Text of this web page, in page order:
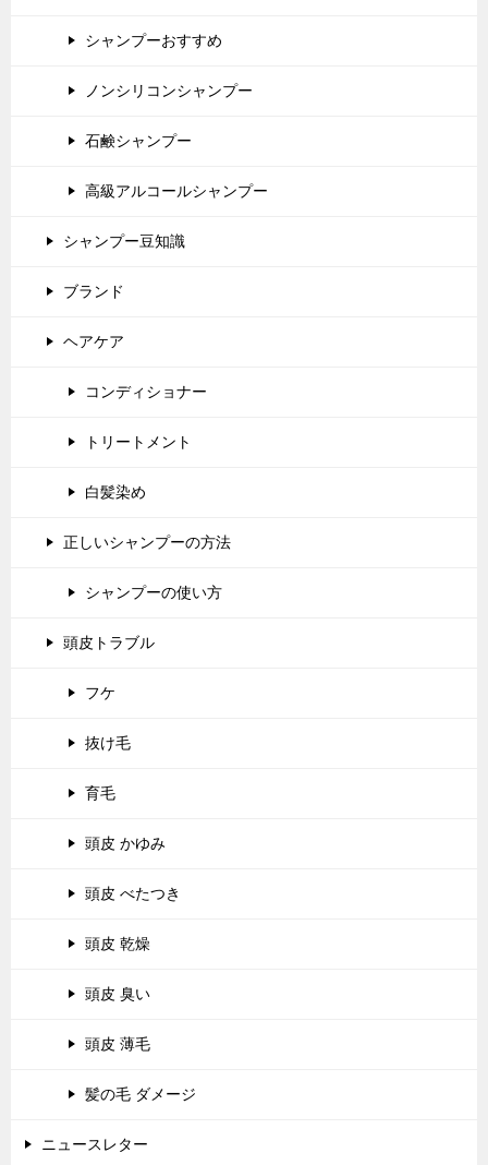
シャンプーおすすめ
ノンシリコンシャンプー
石鹸シャンプー
高級アルコールシャンプー
シャンプー豆知識
ブランド
ヘアケア
コンディショナー
トリートメント
白髪染め
正しいシャンプーの方法
シャンプーの使い方
頭皮トラブル
フケ
抜け毛
育毛
頭皮 かゆみ
頭皮 べたつき
頭皮 乾燥
頭皮 臭い
頭皮 薄毛
髪の毛 ダメージ
ニュースレター